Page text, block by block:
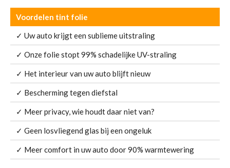
Voordelen tint folie
✓ Uw auto krijgt een sublieme uitstraling
✓ Onze folie stopt 99% schadelijke UV-straling
✓ Het interieur van uw auto blijft nieuw
✓ Bescherming tegen diefstal
✓ Meer privacy, wie houdt daar niet van?
✓ Geen losvliegend glas bij een ongeluk
✓ Meer comfort in uw auto door 90% warmtewering